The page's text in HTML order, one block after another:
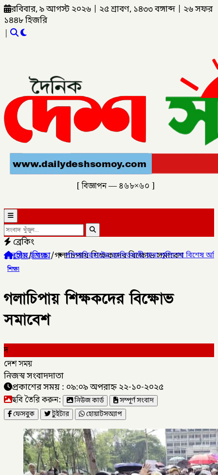
রবিবার, ৯ আগস্ট ২০২৬ ২৫ শ্রাবণ, ১৪৩৩ বঙ্গাব্দ
২৬ সফর
১৪৪৮ হিজরি
|
[ বিজ্ঞাপন — ৪৬৮×৬০ ]
ব্রেকিং
✦লালমনিরহাটের আদিতমারী থানা পুলিশের বিশেষ অভিযানে ,
হোম/শিক্ষা/গলাচিপায় শিক্ষকদের বিক্ষোভ সমাবেশ
শিক্ষা
গলাচিপায় শিক্ষকদের বিক্ষোভ
সমাবেশ
দ
দেশ সময়
নিজস্ব সংবাদদাতা
প্রকাশের সময় : ০৯:০৯ অপরাহ্ন ২২-১০-২০২৫
ছবি তৈরি করুন: নিউজ কার্ড
সম্পূর্ণ সংবাদ
ফেসবুক
টুইটার হোয়াটসঅ্যাপ